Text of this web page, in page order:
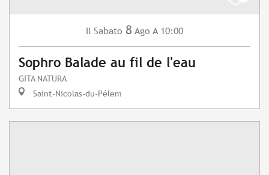
Il Sabato 8 Ago A 10:00
Sophro Balade au fil de l'eau
GITA NATURA
Saint-Nicolas-du-Pélem